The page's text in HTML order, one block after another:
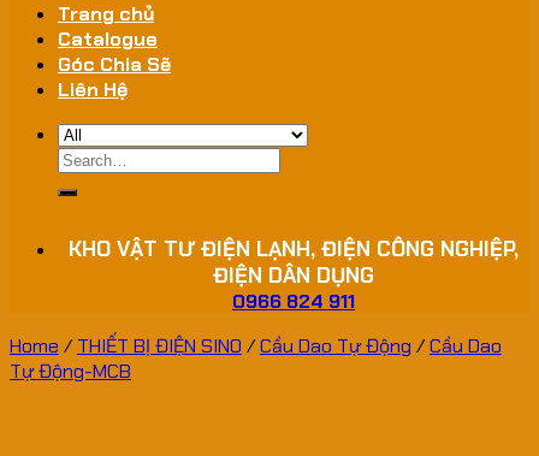
Trang chủ
Catalogue
Góc Chia Sẽ
Liên Hệ
Search
for:
KHO VẬT TƯ ĐIỆN LẠNH, ĐIỆN CÔNG NGHIỆP,
ĐIỆN DÂN DỤNG
0966 824 911
Home / THIẾT BỊ ĐIỆN SINO /Cầu Dao Tự Động /Cầu Dao
Tự Động-MCB